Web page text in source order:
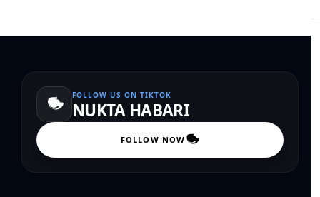
FOLLOW US ON TIKTOK
NUKTA HABARI
FOLLOW NOW